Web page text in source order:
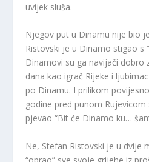
uvijek sluša.
Njegov put u Dinamu nije bio
Ristovski je u Dinamo stigao s
Dinamovi su ga navijači dobro
dana kao igrač Rijeke i
po Dinamu. I prilikom
godine pred punom
pjevao “Bit će Dinamo ku…
Ne, Stefan Ristovski je u dvije